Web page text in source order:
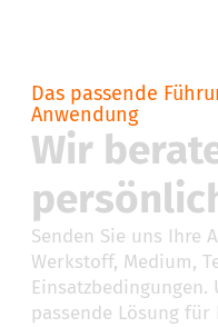
Das passende
Anwendung
Wir
Senden Sie uns Ihre
Werkstoff, Medium,
passende Lösung für